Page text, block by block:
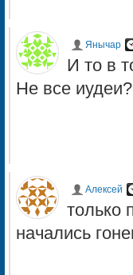
Янычар
И то в
Не все
Алексей
только
начались